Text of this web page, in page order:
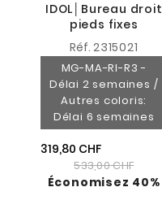
IDOL│Bureau droit
pieds fixes
Réf. 2315021
MG-MA-RI-R3 -
Délai 2 semaines /
Autres coloris:
Délai 6 semaines
319,80 CHF
533,00 CHF
Économisez 40%